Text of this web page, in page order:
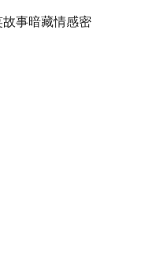
事暗藏情感密